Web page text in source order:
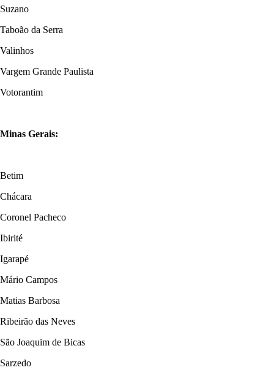
Suzano
Taboão da Serra
Valinhos
Vargem Grande Paulista
Votorantim
Minas Gerais:
Betim
Chácara
Coronel Pacheco
Ibirité
Igarapé
Mário Campos
Matias Barbosa
Ribeirão das Neves
São Joaquim de Bicas
Sarzedo